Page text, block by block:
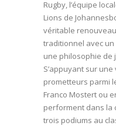
Rugby, l’équipe
Lions de
véritable
traditionnel avec
une philosophie de
S’appuyant sur
prometteurs parmi
Franco Mostert ou
performent dans la
trois podiums au